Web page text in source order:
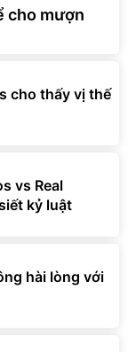
cho mượn
cho thấy vị thế
vs Real
kỷ luật
hài lòng với